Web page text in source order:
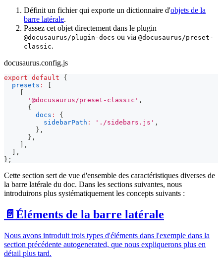
Définit un fichier qui exporte un dictionnaire d'objets de la
barre latérale.
Passez cet objet directement dans le plugin
@docusaurus/plugin-docs ou via @docusaurus/preset-
classic.
docusaurus.config.js
export default
{
presets :
'@docusaurus/preset-classic' ,
{
docs :
{
sidebarPath : './sidebars.js' ,
} ,
} ,
,
,
} ;
Cette section sert de vue d'ensemble des caractéristiques diverses de
la barre latérale du doc. Dans les sections suivantes, nous
introduirons plus systématiquement les concepts suivants :
📄️ Éléments de la barre latérale
Nous avons introduit trois types d'éléments dans l'exemple dans la
section précédente autogenerated, que nous expliquerons plus en
détail plus tard.